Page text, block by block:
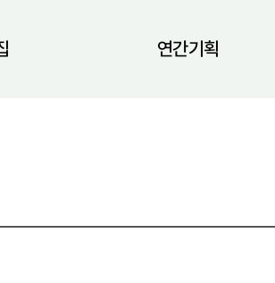
연간기획